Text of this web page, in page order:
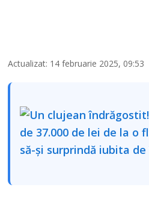
Actualizat: 14 februarie 2025, 09:53